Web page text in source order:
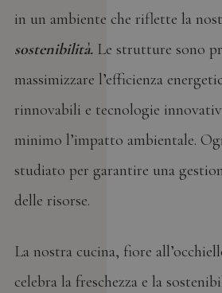
in un ambiente che riflette la
sostenibilità.Le strutture sono
massimizzare l’efficienza
rinnovabili e tecnologie
minimo l’impatto ambientale.
studiato per garantire una
delle risorse.
La nostra cucina, fiore
celebra la freschezza e la